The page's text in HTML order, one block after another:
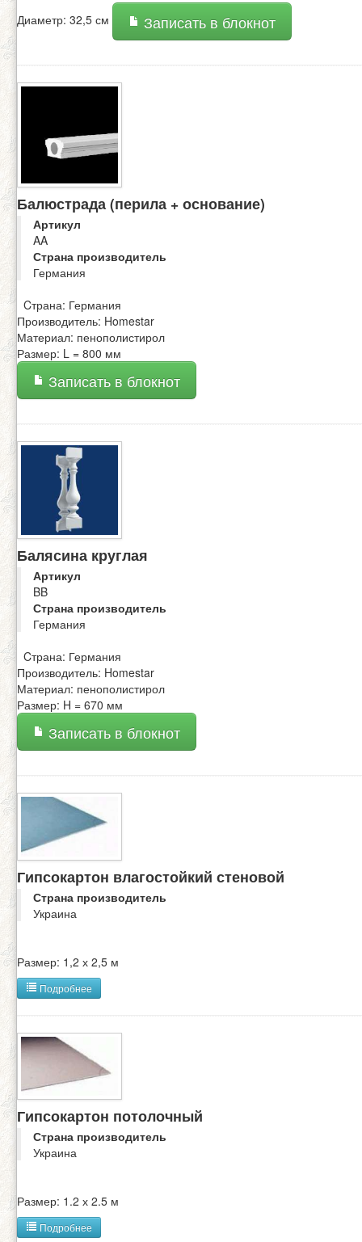
Диаметр: 32,5 см
Записать в блокнот
Балюстрада (перила + основание)
Артикул
AA
Страна производитель
Германия
Cтрана: Германия
Производитель: Homestar
Материал: пенополистирол
Размер: L = 800 мм
Записать в блокнот
Балясина круглая
Артикул
BB
Страна производитель
Германия
Cтрана: Германия
Производитель: Homestar
Материал: пенополистирол
Размер: H = 670 мм
Записать в блокнот
Гипсокартон влагостойкий стеновой
Страна производитель
Украина
Размер: 1,2 х 2,5 м
Подробнее
Гипсокартон потолочный
Страна производитель
Украина
Размер: 1.2 х 2.5 м
Подробнее